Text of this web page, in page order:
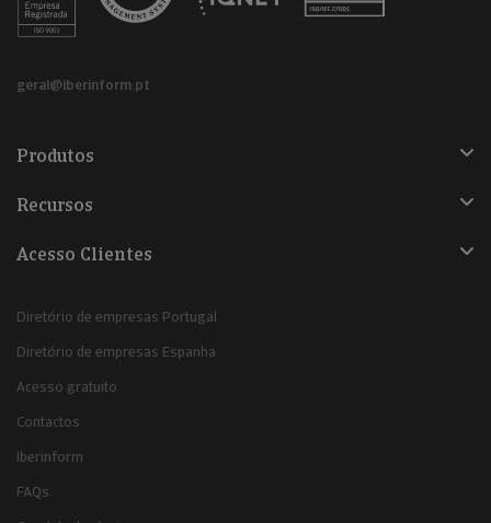
geral@iberinform.pt
Produtos
Recursos
Acesso Clientes
Diretório de empresas Portugal
Diretório de empresas Espanha
Acesso gratuito
Contactos
Iberinform
FAQs